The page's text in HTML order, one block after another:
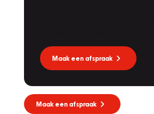
Maak een afspraak
Maak een afspraak